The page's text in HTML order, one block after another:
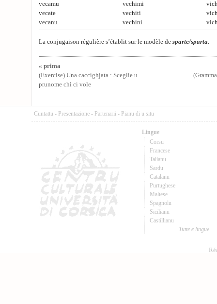
vecamu
vecate
vecanu
vechimi
vechiti
vechini
La conjugaison régulière s’établit sur le modèle de sparte/sparta.
« prima
(Exercise) Una caccighjata : Sceglie u
prunome chì ci vole
Cuntattu - Presentazione - Partenarii - Pianu di u situ
Lingue
Corsu
Francese
Talianu
Sardu
Catalanu
Purtughese
Maltese
Spagnolu
Sicilianu
Castillianu
Tutte e lingue